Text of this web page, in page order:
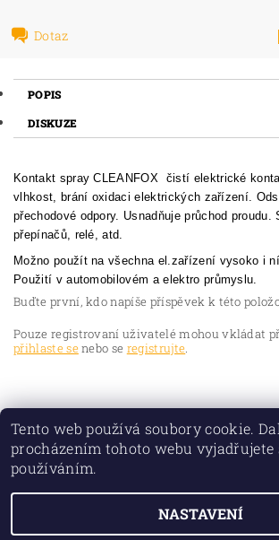
Dotaz
POPIS
DISKUZE
Kontakt spray CLEANFOX čistí elektrické
vlhkost, brání oxidaci elektrických zařízení.
přechodové odpory. Usnadňuje průchod proudu.
přepínačů, relé, atd.
Možno použít na všechna el.zařízení vysoko i
Použití v automobilovém a elektro průmyslu.
Buďte první, kdo napíše příspěvek k této
Pouze registrovaní uživatelé mohou vkládat
přihlaste senebo se registrujte.
Tento web používá soubory cookie.
procházením tohoto webu vyjadřujete
používáním.
NASTAVENÍ